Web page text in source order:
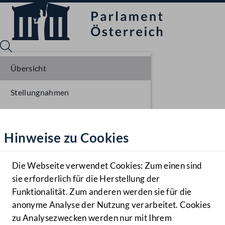
Hilfe
Benutzer
Navigationsmenü öffnen
MENÜ
Hinweise zu Cookies
Die Webseite verwendet Cookies: Zum einen sind
sie erforderlich für die Herstellung der
Funktionalität. Zum anderen werden sie für die
anonyme Analyse der Nutzung verarbeitet. Cookies
zu Analysezwecken werden nur mit Ihrem
Übersicht
Stellungnahmen
Einbringung NR
Ausschussberatungen NR
Plenarberatungen NR
Einlangen BR